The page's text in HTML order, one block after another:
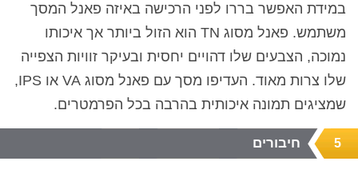
במידת האפשר בררו לפני הרכישה באיזה פאנל המסך
משתמש. פאנל מסוג TN הוא הזול ביותר אך איכותו
נמוכה, הצבעים שלו דהויים יחסית ובעיקר זוויות הצפייה
שלו צרות מאוד. העדיפו מסך עם פאנל מסוג VA או IPS,
שמציגים תמונה איכותית בהרבה בכל הפרמטרים.
5 חיבורים